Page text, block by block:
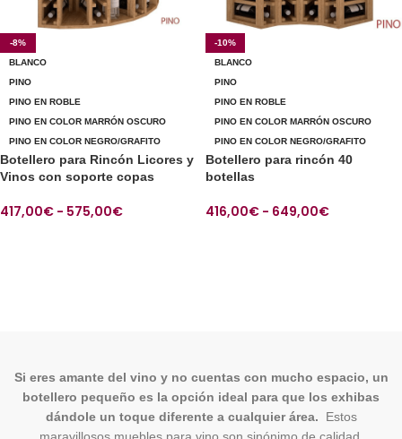
-8%
BLANCO
PINO
PINO EN ROBLE
PINO EN COLOR MARRÓN OSCURO
PINO EN COLOR NEGRO/GRAFITO
Botellero para Rincón Licores y
Vinos con soporte copas
417,00€ - 575,00€
-10%
BLANCO
PINO
PINO EN ROBLE
PINO EN COLOR MARRÓN OSCURO
PINO EN COLOR NEGRO/GRAFITO
Botellero para rincón 40
botellas
416,00€ - 649,00€
Si eres amante del vino y no cuentas con mucho espacio, un
botellero pequeño es la opción ideal para que los exhibas
dándole un toque diferente a cualquier área. Estos